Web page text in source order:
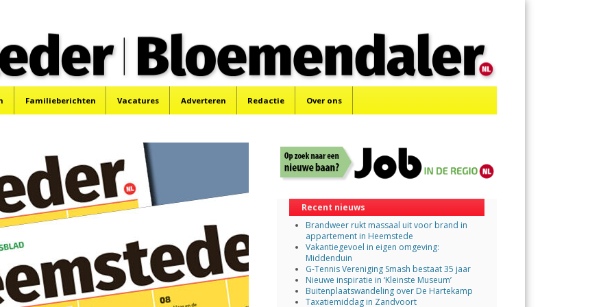
Familieberichten Vacatures Adverteren Redactie Over ons
Recent nieuws
Brandweer rukt massaal uit voor brand in
appartement in Heemstede
Vakantiegevoel in eigen omgeving:
Middenduin
G-Tennis Vereniging Smash bestaat 35 jaar
Nieuwe inspiratie in ‘Kleinste Museum’
Buitenplaatswandeling over De Hartekamp
Taxatiemiddag in Zandvoort